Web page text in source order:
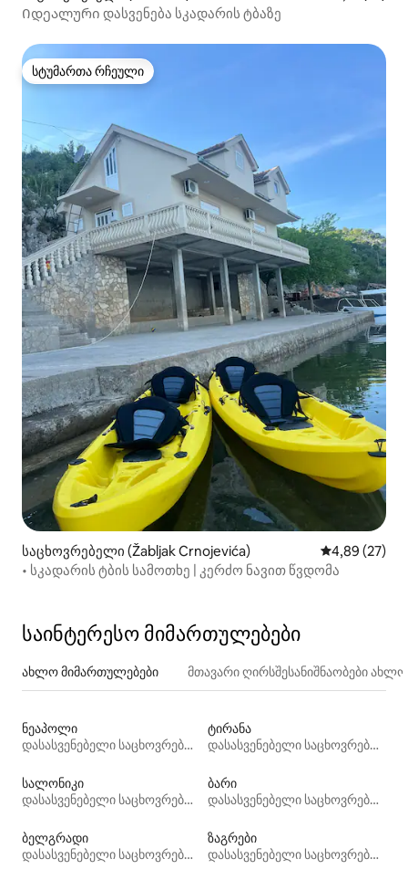
Იდეალური დასვენება სკადარის ტბაზე
სტუმართა რჩეული
სტუმართა რჩეული
საცხოვრებელი (Žabljak Crnojevića) საშუალო
4,89 (27)
• სკადარის ტბის სამოთხე | კერძო ნავით წვდომა
საინტერესო მიმართულებები
ახლო მიმართულებები მთავარი ღირსშესანიშნაობები
ნეაპოლი
დასასვენებელი საცხოვრებლები
ტირანა
დასასვენებელი საცხოვრებლები
სალონიკი
დასასვენებელი საცხოვრებლები
ბარი
დასასვენებელი საცხოვრებლები
ბელგრადი
დასასვენებელი საცხოვრებლები
ზაგრები
დასასვენებელი საცხოვრებლები